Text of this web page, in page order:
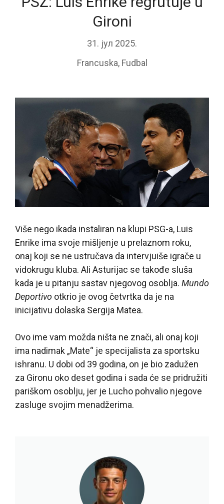
Gironi
31. јул 2025.
Francuska, Fudbal
Više nego ikada instaliran na klupi PSG-a, Luis
Enrike ima svoje mišljenje u prelaznom roku,
onaj koji se ne ustručava da intervjuiše igrače u
vidokrugu kluba. Ali Asturijac se takođe sluša
kada je u pitanju sastav njegovog osoblja. Mundo
Deportivo otkrio je ovog četvrtka da je na
inicijativu dolaska Sergija Matea.
Ovo ime vam možda ništa ne znači, ali onaj koji
ima nadimak „Mate“ je specijalista za sportsku
ishranu. U dobi od 39 godina, on je bio zadužen
za Gironu oko deset godina i sada će se pridružiti
pariškom osoblju, jer je Lucho pohvalio njegove
zasluge svojim menadžerima.